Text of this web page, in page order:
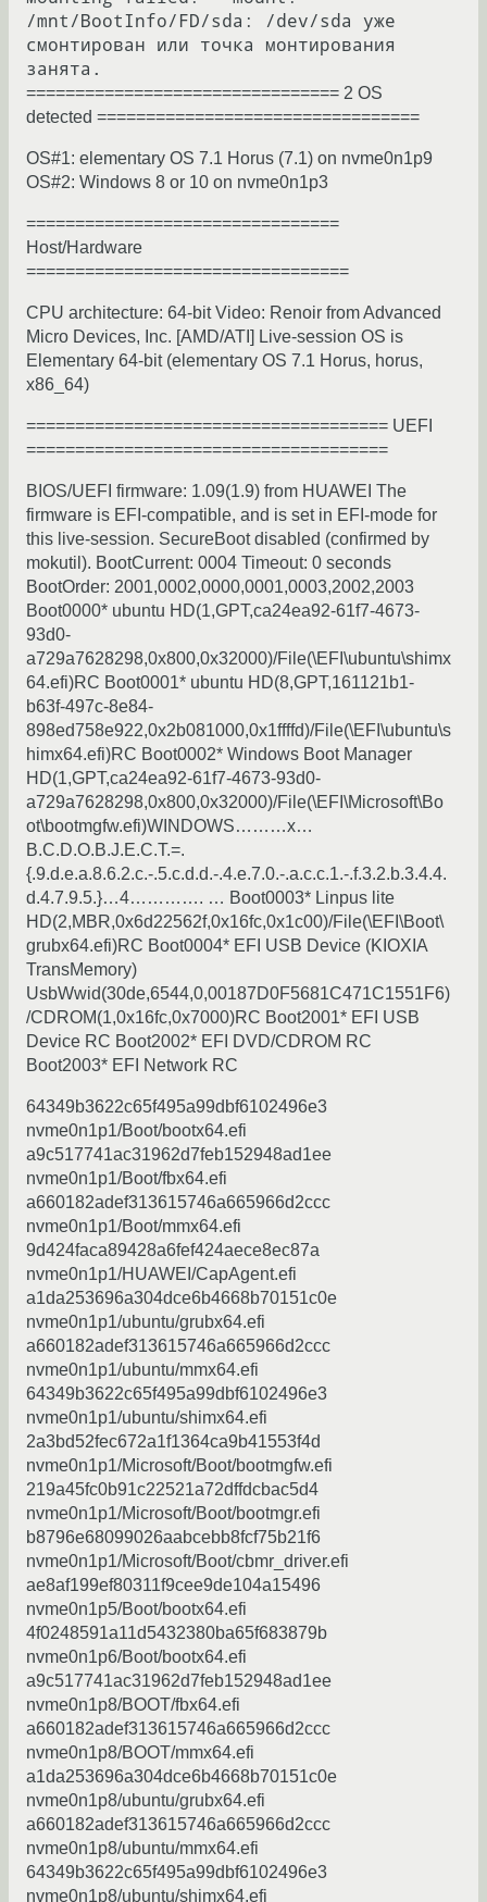
/mnt/BootInfo/FD/sda: /dev/sda уже
смонтирован или точка монтирования
================================ 2 OS
detected =================================
OS#1: elementary OS 7.1 Horus (7.1) on nvme0n1p9
OS#2: Windows 8 or 10 on nvme0n1p3
================================
Host/Hardware
=================================
CPU architecture: 64-bit Video: Renoir from Advanced
Micro Devices, Inc. [AMD/ATI] Live-session OS is
Elementary 64-bit (elementary OS 7.1 Horus, horus,
x86_64)
===================================== UEFI
=====================================
BIOS/UEFI firmware: 1.09(1.9) from HUAWEI The
firmware is EFI-compatible, and is set in EFI-mode for
this live-session. SecureBoot disabled (confirmed by
mokutil). BootCurrent: 0004 Timeout: 0 seconds
BootOrder: 2001,0002,0000,0001,0003,2002,2003
Boot0000* ubuntu HD(1,GPT,ca24ea92-61f7-4673-
93d0-
a729a7628298,0x800,0x32000)/File(\EFI\ubuntu\shimx
64.efi)RC Boot0001* ubuntu HD(8,GPT,161121b1-
b63f-497c-8e84-
898ed758e922,0x2b081000,0x1ffffd)/File(\EFI\ubuntu\s
himx64.efi)RC Boot0002* Windows Boot Manager
HD(1,GPT,ca24ea92-61f7-4673-93d0-
a729a7628298,0x800,0x32000)/File(\EFI\Microsoft\Bo
ot\bootmgfw.efi)WINDOWS………x…
B.C.D.O.B.J.E.C.T.=.
{.9.d.e.a.8.6.2.c.-.5.c.d.d.-.4.e.7.0.-.a.c.c.1.-.f.3.2.b.3.4.4.
d.4.7.9.5.}…4…………. … Boot0003* Linpus lite
HD(2,MBR,0x6d22562f,0x16fc,0x1c00)/File(\EFI\Boot\
grubx64.efi)RC Boot0004* EFI USB Device (KIOXIA
TransMemory)
UsbWwid(30de,6544,0,00187D0F5681C471C1551F6)
/CDROM(1,0x16fc,0x7000)RC Boot2001* EFI USB
Device RC Boot2002* EFI DVD/CDROM RC
Boot2003* EFI Network RC
64349b3622c65f495a99dbf6102496e3
nvme0n1p1/Boot/bootx64.efi
a9c517741ac31962d7feb152948ad1ee
nvme0n1p1/Boot/fbx64.efi
a660182adef313615746a665966d2ccc
nvme0n1p1/Boot/mmx64.efi
9d424faca89428a6fef424aece8ec87a
nvme0n1p1/HUAWEI/CapAgent.efi
a1da253696a304dce6b4668b70151c0e
nvme0n1p1/ubuntu/grubx64.efi
a660182adef313615746a665966d2ccc
nvme0n1p1/ubuntu/mmx64.efi
64349b3622c65f495a99dbf6102496e3
nvme0n1p1/ubuntu/shimx64.efi
2a3bd52fec672a1f1364ca9b41553f4d
nvme0n1p1/Microsoft/Boot/bootmgfw.efi
219a45fc0b91c22521a72dffdcbac5d4
nvme0n1p1/Microsoft/Boot/bootmgr.efi
b8796e68099026aabcebb8fcf75b21f6
nvme0n1p1/Microsoft/Boot/cbmr_driver.efi
ae8af199ef80311f9cee9de104a15496
nvme0n1p5/Boot/bootx64.efi
4f0248591a11d5432380ba65f683879b
nvme0n1p6/Boot/bootx64.efi
a9c517741ac31962d7feb152948ad1ee
nvme0n1p8/BOOT/fbx64.efi
a660182adef313615746a665966d2ccc
nvme0n1p8/BOOT/mmx64.efi
a1da253696a304dce6b4668b70151c0e
nvme0n1p8/ubuntu/grubx64.efi
a660182adef313615746a665966d2ccc
nvme0n1p8/ubuntu/mmx64.efi
64349b3622c65f495a99dbf6102496e3
nvme0n1p8/ubuntu/shimx64.efi